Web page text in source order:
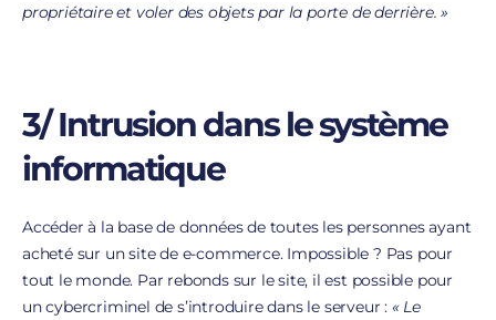
propriétaire et voler des objets par la porte de derrière. »
3/ Intrusion dans le système
informatique
Accéder à la base de données de toutes les personnes ayant
acheté sur un site de e-commerce. Impossible ? Pas pour
tout le monde. Par rebonds sur le site, il est possible pour
un cybercriminel de s’introduire dans le serveur : « Le